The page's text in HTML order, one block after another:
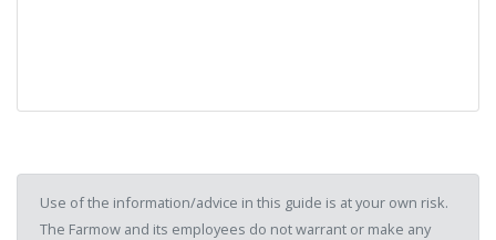
Use of the information/advice in this guide is at your own risk.
The Farmow and its employees do not warrant or make any